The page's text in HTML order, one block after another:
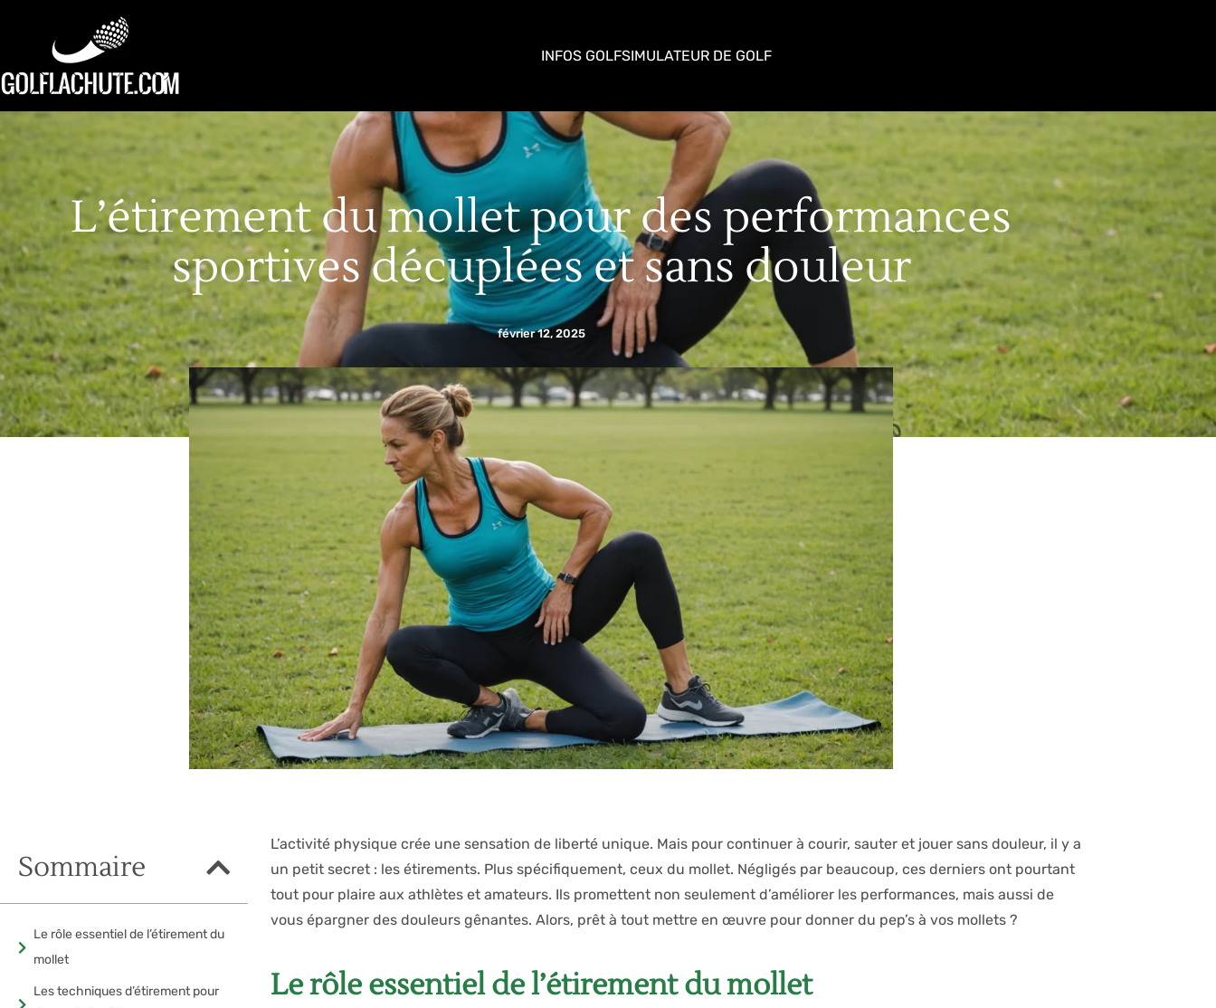
INFOS GOLFSIMULATEUR DE GOLF
L’étirement du mollet pour des performances
sportives décuplées et sans douleur
février 12, 2025
Sommaire
Le rôle essentiel de l’étirement du
mollet
Les techniques d’étirement pour
L’activité physique crée une sensation de liberté unique. Mais pour continuer à courir, sauter et jouer sans douleur, il y a
un petit secret : les étirements. Plus spécifiquement, ceux du mollet. Négligés par beaucoup, ces derniers ont pourtant
tout pour plaire aux athlètes et amateurs. Ils promettent non seulement d’améliorer les performances, mais aussi de
vous épargner des douleurs gênantes. Alors, prêt à tout mettre en œuvre pour donner du pep’s à vos mollets ?
Le rôle essentiel de l’étirement du mollet